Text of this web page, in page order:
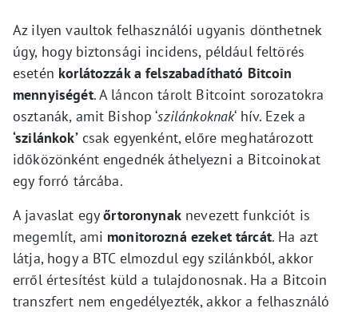
Az ilyen vaultok felhasználói ugyanis dönthetnek
úgy, hogy biztonsági incidens, például feltörés
esetén korlátozzák a felszabadítható Bitcoin
mennyiségét. A láncon tárolt Bitcoint sorozatokra
osztanák, amit Bishop ‘szilánkoknak‘ hív. Ezek a
‘szilánkok’csak egyenként, előre meghatározott
időközönként engednék áthelyezni a Bitcoinokat
egy forró tárcába.
A javaslat egyőrtoronynaknevezett funkciót is
megemlít, ami monitorozná ezeket tárcát. Ha azt
látja, hogy a BTC elmozdul egy szilánkból, akkor
erről értesítést küld a tulajdonosnak. Ha a Bitcoin
transzfert nem engedélyezték, akkor a felhasználó